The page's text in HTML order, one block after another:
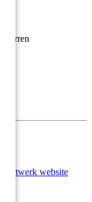
sterren
Maatwerk website